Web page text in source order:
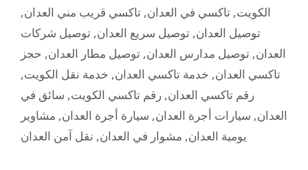
الكويت, تاكسي في العدان, تاكسي قريب مني العدان,
توصيل العدان, توصيل سريع العدان, توصيل شركات
العدان, توصيل مدارس العدان, توصيل مطار العدان, حجز
تاكسي العدان, خدمة تاكسي العدان, خدمة نقل الكويت,
رقم تاكسي العدان, رقم تاكسي الكويت, سائق في
العدان, سيارات أجرة العدان, سيارة أجرة العدان, مشاوير
يومية العدان, مشوار في العدان, نقل آمن العدان